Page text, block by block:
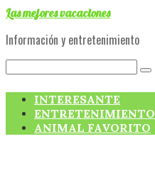
Skip
content
Las mejores vacaciones
Información y entretenimiento
INTERESANTE
ENTRETENIMIENTO
ANIMAL FAVORITO